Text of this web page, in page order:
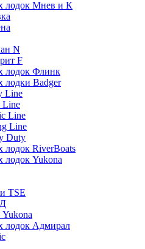
лодок Мнев и К
N
F
лодок Флинк
лодки Badger
Line
Line
Line
Line
Duty
лодок RiverBoats
лодок Yukona
TSE
лодок Адмирал